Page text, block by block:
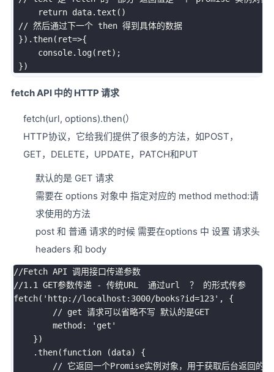
return data. text ( )
// 然后通过下一个 then 得到具体的数据
}) . then( ret=>{
     console
. log( ret) ;
})
fetch API 中的 HTTP 请求
fetch(url, options).then(）
HTTP协议，它给我们提供了很多的方法，如POST，
GET，DELETE，UPDATE，PATCH和PUT
默认的是 GET 请求
需要在 options 对象中 指定对应的 method method:请
求使用的方法
post 和 普通 请求的时候 需要在options 中 设置 请求头
headers 和 body
//Fetch API 调用接口传递参数
//1.1 GET参数传递 - 传统URL  通过url  ？ 的形式传参
fetch( 'http://localhost:3000/books?id=123' ,
{
// get 请求可以省略不写 默认的是GET
        method
:
'get'
})
. then(function (data)
{
// 它返回一个Promise实例对象，用于获取后台返回的数